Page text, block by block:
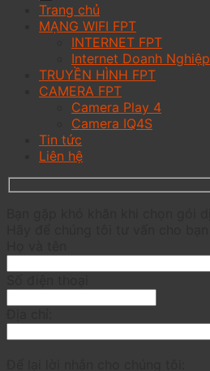
Trang chủ
MẠNG WIFI FPT
INTERNET FPT
Internet Doanh Nghiệp
TRUYỀN HÌNH FPT
CAMERA FPT
Camera Play 4
Camera IQ4S
Tin tức
Liên hệ